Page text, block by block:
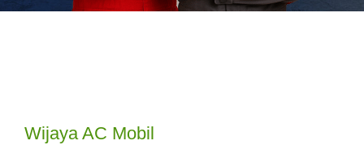
Wijaya AC Mobil